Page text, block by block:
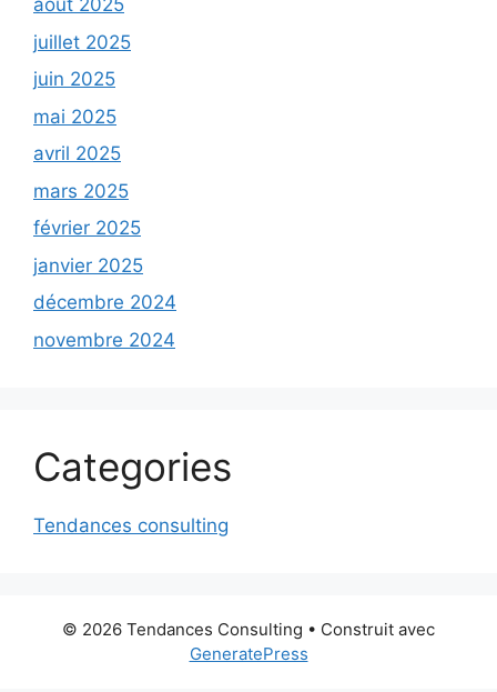
août 2025
juillet 2025
juin 2025
mai 2025
avril 2025
mars 2025
février 2025
janvier 2025
décembre 2024
novembre 2024
Categories
Tendances consulting
© 2026 Tendances Consulting • Construit avec
GeneratePress